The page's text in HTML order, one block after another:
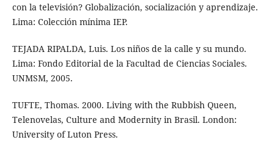
con la televisión? Globalización, socialización y aprendizaje.
Lima: Colección mínima IEP.
TEJADA RIPALDA, Luis. Los niños de la calle y su mundo.
Lima: Fondo Editorial de la Facultad de Ciencias Sociales.
UNMSM, 2005.
TUFTE, Thomas. 2000. Living with the Rubbish Queen,
Telenovelas, Culture and Modernity in Brasil. London:
University of Luton Press.